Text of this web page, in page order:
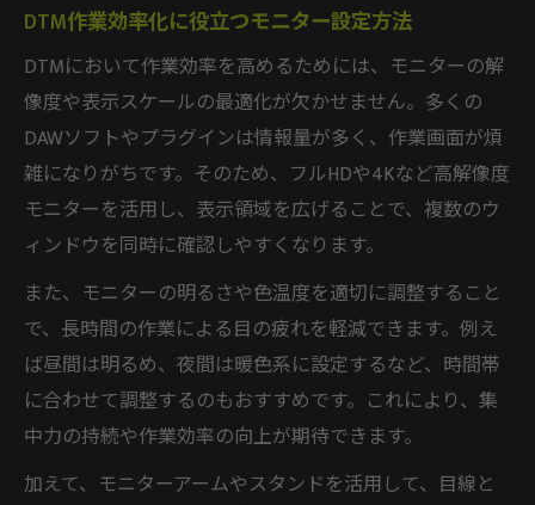
DTM作業効率化に役立つモニター設定方法
DTMにおいて作業効率を高めるためには、モニターの解
像度や表示スケールの最適化が欠かせません。多くの
DAWソフトやプラグインは情報量が多く、作業画面が煩
雑になりがちです。そのため、フルHDや4Kなど高解像度
モニターを活用し、表示領域を広げることで、複数のウ
ィンドウを同時に確認しやすくなります。
また、モニターの明るさや色温度を適切に調整すること
で、長時間の作業による目の疲れを軽減できます。例え
ば昼間は明るめ、夜間は暖色系に設定するなど、時間帯
に合わせて調整するのもおすすめです。これにより、集
中力の持続や作業効率の向上が期待できます。
加えて、モニターアームやスタンドを活用して、目線と